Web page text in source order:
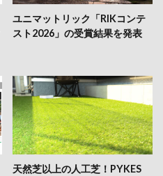
ユニマットリック「RIKコンテ
スト2026」の受賞結果を発表
天然芝以上の人工芝！PYKES